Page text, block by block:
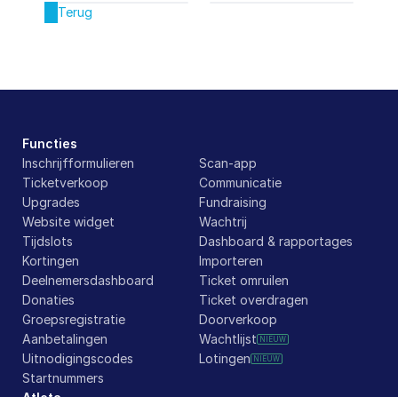
Terug
Functies
Inschrijfformulieren
Ticketverkoop
Upgrades
Website widget
Tijdslots
Kortingen
Deelnemersdashboard
Donaties
Groepsregistratie
Aanbetalingen
Uitnodigingscodes
Startnummers
Scan-app
Communicatie
Fundraising
Wachtrij
Dashboard & rapportages
Importeren
Ticket omruilen
Ticket overdragen
Doorverkoop
Wachtlijst NIEUW
Lotingen NIEUW